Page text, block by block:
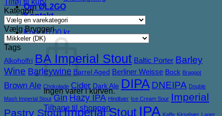
Om ØL2GO
Kontakt
Kurv /0,00kr.
Ingen varer i kurven.
Tilbage til shoppen
Tilføj til kurv
Kategori
Vælg Bryggeri
Tags
Alkoholfri BA Imperial Stout Baltic Porter Barley
Wine Barleywine Barrel Aged Berliner Weisse Bock Braggot
Brown Ale Chokolade Cider Dark Ale DIPA DNEIPA Double
Mash Imperial Stout Gin Hazy IPA Hindbær Ice Cream Sour Imperial
Pastry StoutImperial Stout IPA Kaffe Kirsebær Lager